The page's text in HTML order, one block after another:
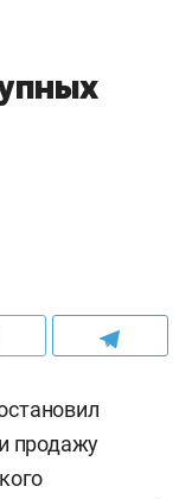
продажу